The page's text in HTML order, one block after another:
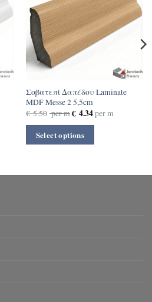
Σοβατεπί Δαπέδου Laminate
MDF Messe 2 5,5cm
€5.50 per m€4.34per m
Select options